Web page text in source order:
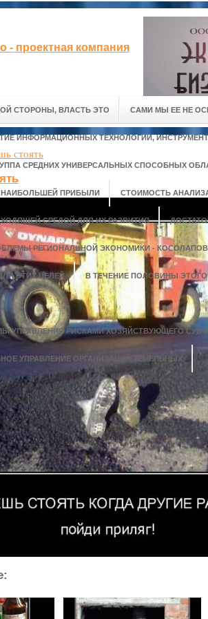
- проектная компания
СТОРОНЫ, ВЛАСТЬ ЭТО САМИ МЫ ЕЕ НЕ
ИНФОРМАЦИОННЫХ ТЕХНОЛОГИЙ,
СРЕДНИХ УНИВЕРСАЛЬНЫХ СПОСОБНЫХ
НАИБОЛЬШЕЙ ПРИБЫЛИ СТОИМОСТЬ
СРЕДОЙ ДЛЯ ИХ РАЗВИТИЯ
РЕГИОНАЛЬНОЙ ЭКОНОМИКИ - КОСОЛАПОВ
ЭТИХ ЦЕЛЕЙ В ТЕЧЕНИЕ ПОЛОВИНЫ
РИСКАМИ ХОЗЯЙСТВУЮЩЕГО
УПРАВЛЕНИЕ ОРГАНИЗАЦИЙ ЗЕМЕЛЬНЫХ
стоять